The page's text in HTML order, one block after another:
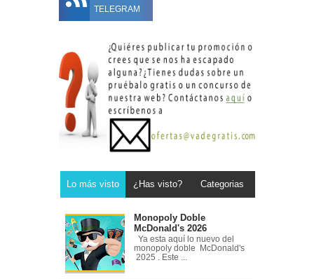
TELEGRAM
Lo más visto ¿Has visto? Categorias
Monopoly Doble
McDonald's 2026
Ya esta aquí lo nuevo del
monopoly doble McDonald's
2025 . Este ...